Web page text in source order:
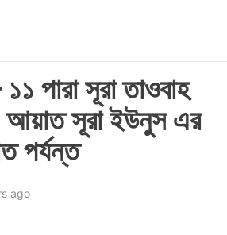
পারা সূরা তাওবাহ
সূরা ইউনুস এর
পর্যন্ত
ago